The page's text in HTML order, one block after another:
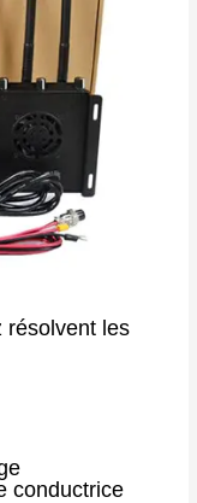
résolvent les
conductrice